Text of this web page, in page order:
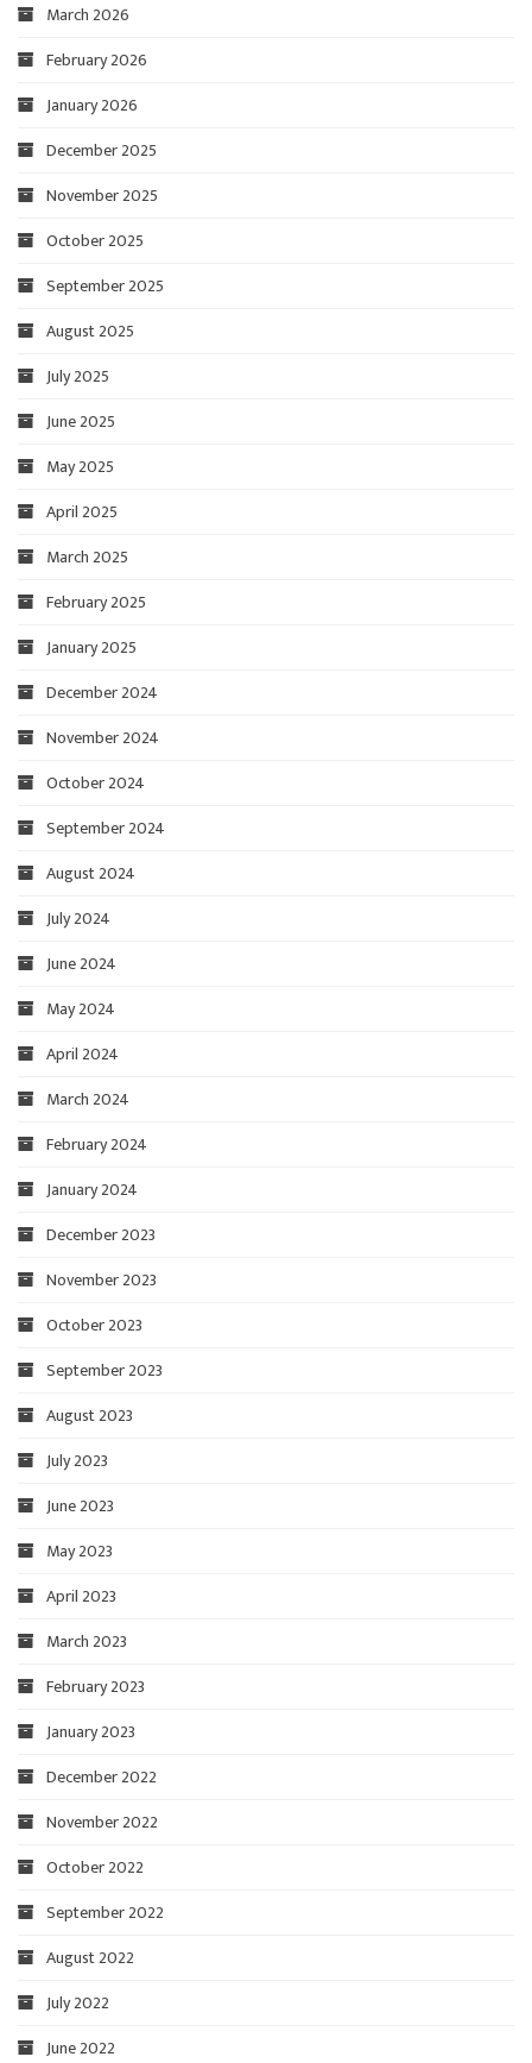
March 2026
February 2026
January 2026
December 2025
November 2025
October 2025
September 2025
August 2025
July 2025
June 2025
May 2025
April 2025
March 2025
February 2025
January 2025
December 2024
November 2024
October 2024
September 2024
August 2024
July 2024
June 2024
May 2024
April 2024
March 2024
February 2024
January 2024
December 2023
November 2023
October 2023
September 2023
August 2023
July 2023
June 2023
May 2023
April 2023
March 2023
February 2023
January 2023
December 2022
November 2022
October 2022
September 2022
August 2022
July 2022
June 2022